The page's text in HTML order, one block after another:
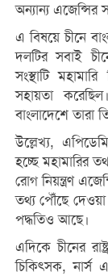
অন্যান্য এজেন্সির
এ বিষয়ে চীনে
দলটির সবাই
সংস্থাটি
সহায়তা
বাংলাদেশে তারা
উল্লেখ্য,
হচ্ছে মহামারির
রোগ নিয়ন্ত্রণ
তথ্য পৌঁছে
পদ্ধতিও আছে।
এদিকে চীনের
চিকিৎসক, নার্স